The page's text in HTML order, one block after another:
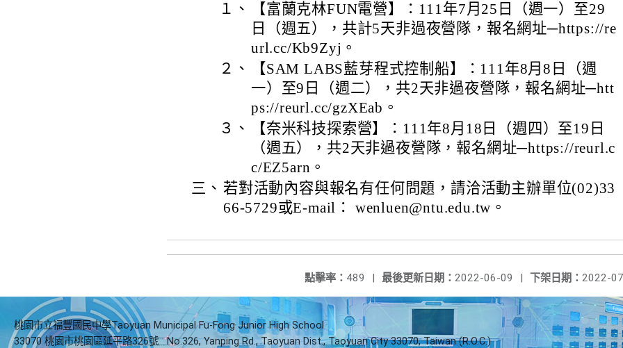
１、
【富蘭克林FUN電營】：111年7月25日（週一）至29
日（週五），共計5天非過夜營隊，報名網址─https://re
url.cc/Kb9Zyj。
２、
【SAM LABS藍芽程式控制船】：111年8月8日（週
一）至9日（週二），共2天非過夜營隊，報名網址─htt
ps://reurl.cc/gzXEab。
３、
【奈米科技探索營】：111年8月18日（週四）至19日
（週五），共2天非過夜營隊，報名網址─https://reurl.c
c/EZ5arn。
三、 若對活動內容與報名有任何問題，請洽活動主辦單位(02)33
66-5729或E-mail： wenluen@ntu.edu.tw。
下架日期： 2022-
最後更新日期： 2022-06-09 |
點擊率： 489 |
桃園市立福豐國民中學Taoyuan Municipal Fu-Fong Junior High School
33070 桃園市桃園區延平路326號
No.326, Yanping Rd., Taoyuan Dist., Taoyuan City 33070, Taiwan (R.O.C.)